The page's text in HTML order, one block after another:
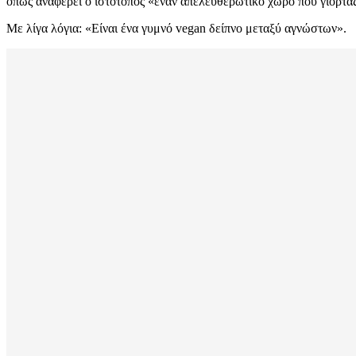
Με λίγα λόγια: «Είναι ένα γυμνό vegan δείπνο μεταξύ αγνώστων».